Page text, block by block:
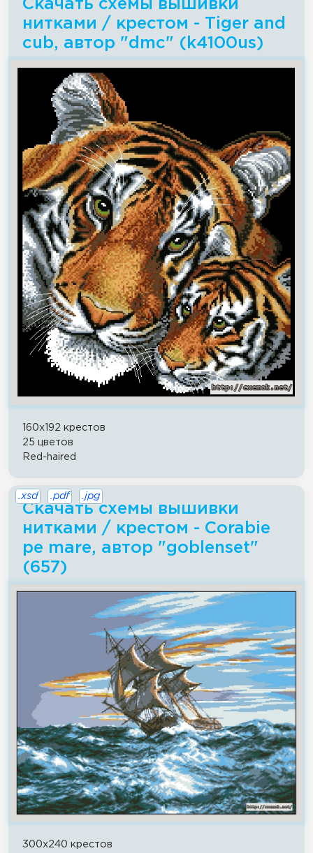
Скачать схемы вышивки
нитками / крестом - Tiger and
cub, автор "dmc" (k4100us)
160x192 крестов
25 цветов
Red-haired
Скачать схемы вышивки
нитками / крестом - Corabie
pe mare, автор "goblenset"
(657)
.xsd .pdf .jpg
300x240 крестов